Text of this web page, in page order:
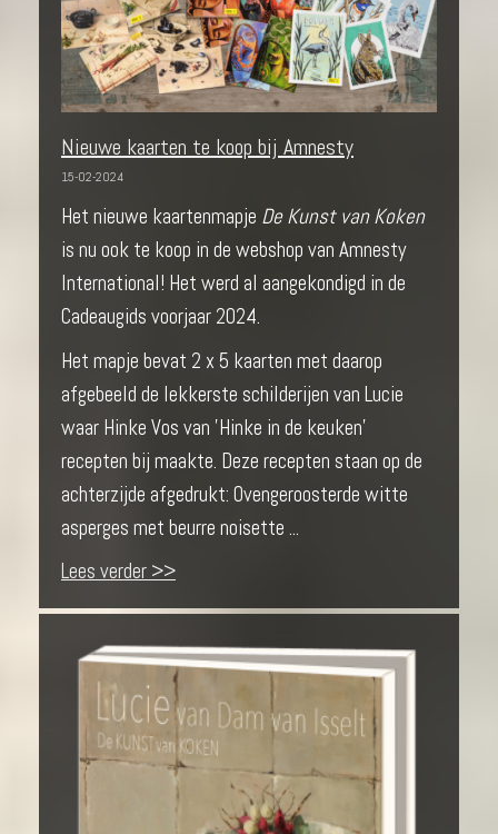
Nieuwe kaarten te koop bij Amnesty
15-02-2024
Het nieuwe kaartenmapje De Kunst van Koken
is nu ook te koop in de webshop van Amnesty
International! Het werd al aangekondigd in de
Cadeaugids voorjaar 2024.
Het mapje bevat 2 x 5 kaarten met daarop
afgebeeld de lekkerste schilderijen van Lucie
waar Hinke Vos van 'Hinke in de keuken'
recepten bij maakte. Deze recepten staan op de
achterzijde afgedrukt: Ovengeroosterde witte
asperges met beurre noisette ...
Lees verder >>